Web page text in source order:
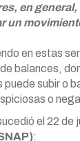
en
un
en estas
balances,
subir o
o
el 22 de
: